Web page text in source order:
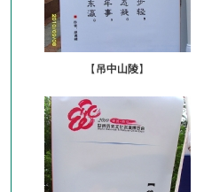
【 吊中山陵】